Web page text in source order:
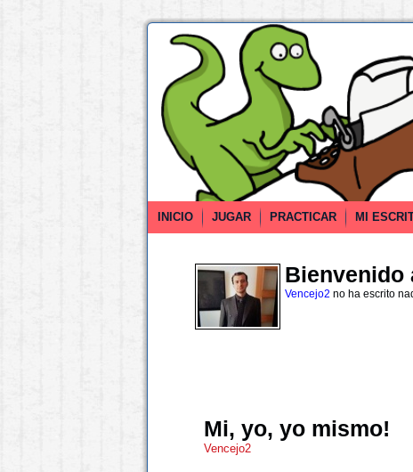
INICIO JUGAR PRACTICAR MI
Bienvenido
Vencejo2 no ha escrito
Mi, yo, yo mismo!
Vencejo2